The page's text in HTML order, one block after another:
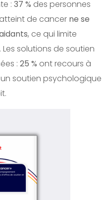
: 37 % des personnes
de cancer ne se
, ce qui limite
solutions de soutien
: 25 % ont recours à
soutien psychologique